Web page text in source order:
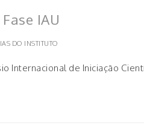
IAU
DO INSTITUTO
Internacional de Iniciação